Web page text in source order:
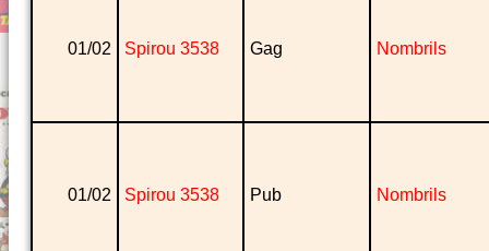
01/02 Spirou 3538 Gag Nombrils
01/02 Spirou 3538 Pub Nombrils